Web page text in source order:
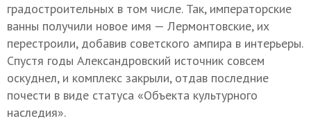
градостроительных в том числе. Так, императорские
ванны получили новое имя — Лермонтовские, их
перестроили, добавив советского ампира в интерьеры.
Спустя годы Александровский источник совсем
оскуднел, и комплекс закрыли, отдав последние
почести в виде статуса «Объекта культурного
наследия».